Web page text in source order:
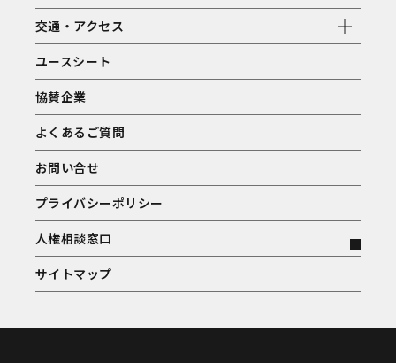
交通・アクセス
ユースシート
協賛企業
よくあるご質問
お問い合せ
プライバシーポリシー
人権相談窓口
サイトマップ